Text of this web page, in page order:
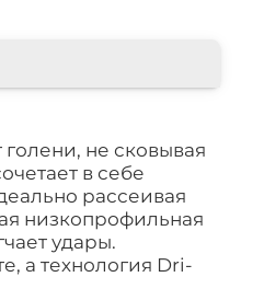
не сковывая
в себе
рассеивая
низкопрофильная
удары.
а технология Dri-